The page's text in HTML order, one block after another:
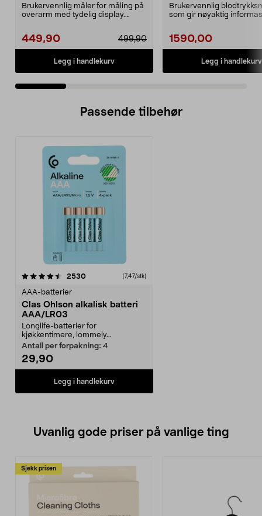
Brukervennlig måler for måling på
overarm med tydelig display.
449,90 499,90
Legg i handlekurv
Brukervennlig
som gir nøyaktig
1590,00
Legg i handlekurv
Passende tilbehør
2530anmeldelser(7,47/stk)
AAA-batterier
Clas Ohlson alkalisk batteri
AAA/LR03
Longlife-batterier for
kjøkkentimere, lommely...
Antall per forpakning: 4
29,90
Legg i handlekurv
Uvanlig gode priser på vanlige ting
Sjekk prisen